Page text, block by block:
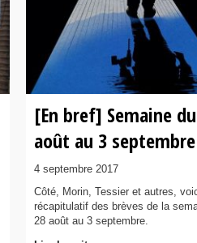
[En bref] Semaine
août au 3 septembre
4 septembre 2017
Côté, Morin, Tessier et autres,
récapitulatif des brèves de la
28 août au 3 septembre.